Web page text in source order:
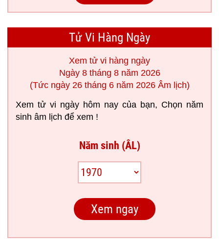
Tử Vi Hàng Ngày
Xem tử vi hàng ngày
Ngày 8 tháng 8 năm 2026
(Tức ngày 26 tháng 6 năm 2026 Âm lịch)
Xem tử vi ngày hôm nay của bạn, Chọn năm
sinh âm lịch để xem !
Năm sinh (ÂL)